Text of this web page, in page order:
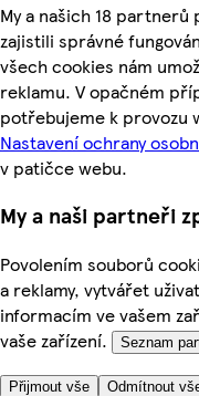
My a našich 18
zajistili správné
všech cookies nám
reklamu. V opačném
potřebujeme k provozu
Nastavení ochrany
v patičce webu.
My a naši partneři
Povolením souborů
a reklamy, vytvářet
informacím ve vašem
vaše zařízení.
Seznam
Přijmout vše Odmítnout